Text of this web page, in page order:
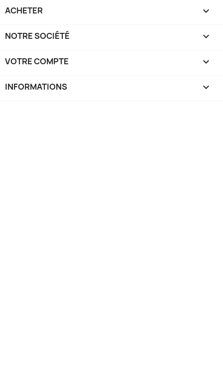
ACHETER 
NOTRE SOCIÉTÉ 
VOTRE COMPTE 
INFORMATIONS keyboard_arrow_down